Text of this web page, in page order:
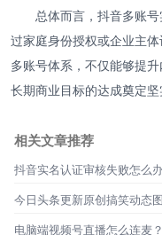
总体而言，抖音多账
过家庭身份授权或企业主
多账号体系，不仅能够提
长期商业目标的达成奠定坚
相关文章推荐
抖音实名认证审核失败怎么
电脑端视频号直播怎么连麦